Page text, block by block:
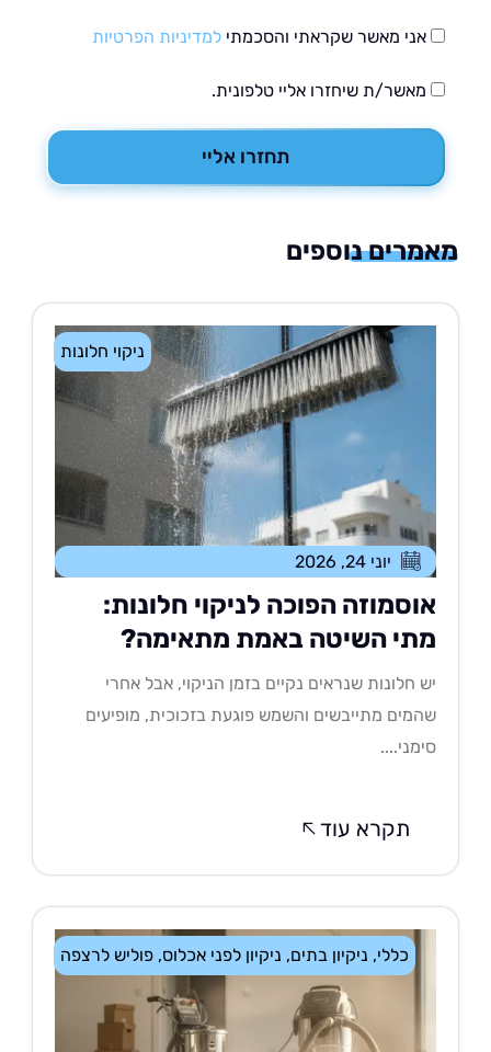
אני מאשר שקראתי והסכמתילמדיניות הפרטיות
מאשר/ת שיחזרו אליי טלפונית.
תחזרו אליי
נוספים
ניקוי חלונות
יוני 24, 2026
הפוכה לניקוי חלונות:
השיטה באמת מתאימה?
חלונות שנראים נקיים בזמן הניקוי, אבל אחרי
מתייבשים והשמש פוגעת בזכוכית, מופיעים
תקרא עוד
ניקיון בתים,ניקיון לפני אכלוס,פוליש לרצפה